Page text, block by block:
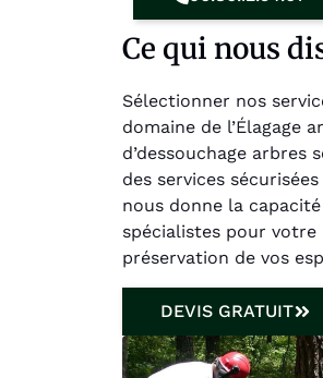
Ce qui nous
Sélectionner nos
domaine de l’Élagage
d’dessouchage arbres
des services
nous donne la
spécialistes pour votre
préservation de vos
DEVIS GRATUIT